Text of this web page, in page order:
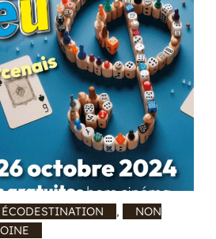
ÉCODESTINATION ,
NON